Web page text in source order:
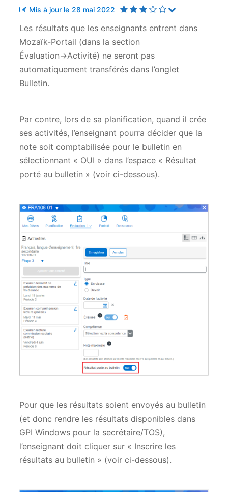
Mis à jour le 28 mai 2022
Les résultats que les enseignants entrent dans
Mozaïk-Portail (dans la section
Évaluation→Activité) ne seront pas
automatiquement transférés dans l’onglet
Bulletin.
Par contre, lors de sa planification, quand il crée
ses activités, l’enseignant pourra décider que la
note soit comptabilisée pour le bulletin en
sélectionnant « OUI » dans l’espace « Résultat
porté au bulletin » (voir ci-dessous).
Pour que les résultats soient envoyés au bulletin
(et donc rendre les résultats disponibles dans
GPI Windows pour la secrétaire/TOS),
l’enseignant doit cliquer sur « Inscrire les
résultats au bulletin » (voir ci-dessous).